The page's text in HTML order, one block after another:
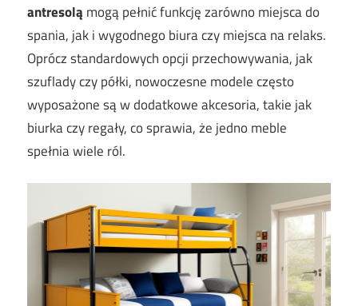
antresolą mogą pełnić funkcję zarówno miejsca do
spania, jak i wygodnego biura czy miejsca na relaks.
Oprócz standardowych opcji przechowywania, jak
szuflady czy półki, nowoczesne modele często
wyposażone są w dodatkowe akcesoria, takie jak
biurka czy regały, co sprawia, że jedno meble
spełnia wiele ról.